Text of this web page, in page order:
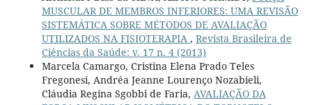
MUSCULAR DE MEMBROS INFERIORES: UMA REVISÃO
SISTEMÁTICA SOBRE MÉTODOS DE AVALIAÇÃO
UTILIZADOS NA FISIOTERAPIA , Revista Brasileira de
Ciências da Saúde: v. 17 n. 4 (2013)
Marcela Camargo, Cristina Elena Prado Teles
Fregonesi, Andréa Jeanne Lourenço Nozabieli,
Cláudia Regina Sgobbi de Faria, AVALIAÇÃO DA